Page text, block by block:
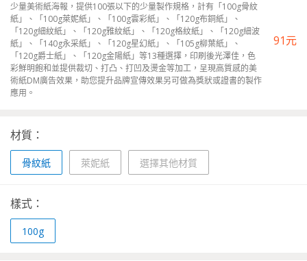
少量美術紙海報，提供100張以下的少量製作規格，計有「100g骨紋
紙」、「100g萊妮紙」、「100g雲彩紙」、「120g布銅紙」、
「120g細紋紙」、「120g雅紋紙」、「120g格紋紙」、「120g細波
紙」、「140g永采紙」、「120g星幻紙」、「105g柳葉紙」、
「120g爵士紙」、「120g金陽紙」等13種選擇，印刷後光澤佳，色
彩鮮明飽和並提供裁切、打凸、打凹及燙金等加工，呈現高質感的美
術紙DM廣告效果，助您提升品牌宣傳效果另可做為獎狀或證書的製作
應用。
91元
材質：
骨紋紙 萊妮紙 選擇其他材質
樣式：
100g